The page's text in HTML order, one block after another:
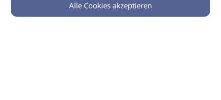
0
Alle Cookies akzeptieren